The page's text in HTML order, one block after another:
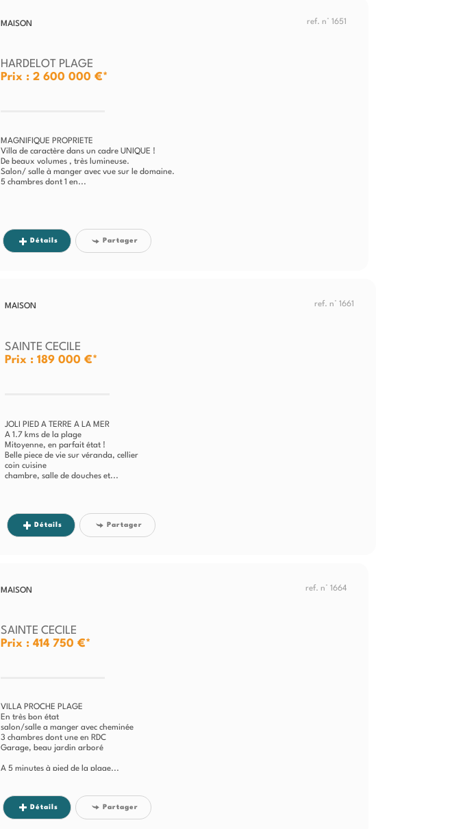
MAISON ref. n° 1651
HARDELOT PLAGE
Prix : 2 600 000 €*
MAGNIFIQUE PROPRIETE
Villa de caractère dans un cadre UNIQUE !
De beaux volumes , très lumineuse.
Salon/ salle à manger avec vue sur le domaine.
5 chambres dont 1 en...
Détails Partager
MAISON ref. n° 1661
SAINTE CECILE
Prix : 189 000 €*
JOLI PIED A TERRE A LA MER
A 1.7 kms de la plage
Mitoyenne, en parfait état !
Belle piece de vie sur véranda, cellier
coin cuisine
chambre, salle de douches et...
Détails Partager
MAISON ref. n° 1664
SAINTE CECILE
Prix : 414 750 €*
VILLA PROCHE PLAGE
En très bon état
salon/salle a manger avec cheminée
3 chambres dont une en RDC
Garage, beau jardin arboré
A 5 minutes à pied de la plage...
Détails Partager